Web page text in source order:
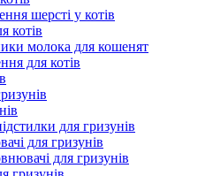
шерсті у котів
котів
молока для кошенят
для котів
для гризунів
для гризунів
для гризунів